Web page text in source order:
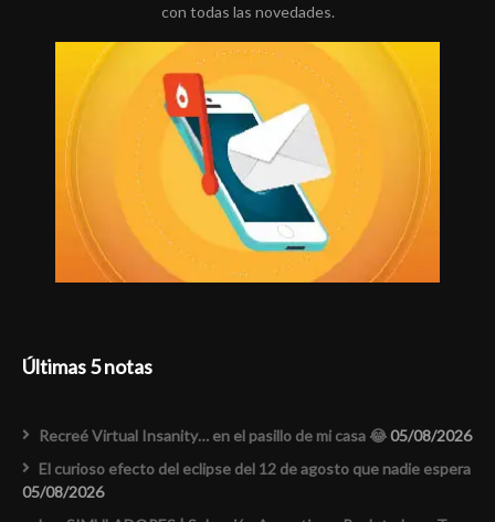
con todas las novedades.
Últimas 5 notas
Recreé Virtual Insanity… en el pasillo de mi casa 😂05/08/2026
El curioso efecto del eclipse del 12 de agosto que nadie espera
05/08/2026